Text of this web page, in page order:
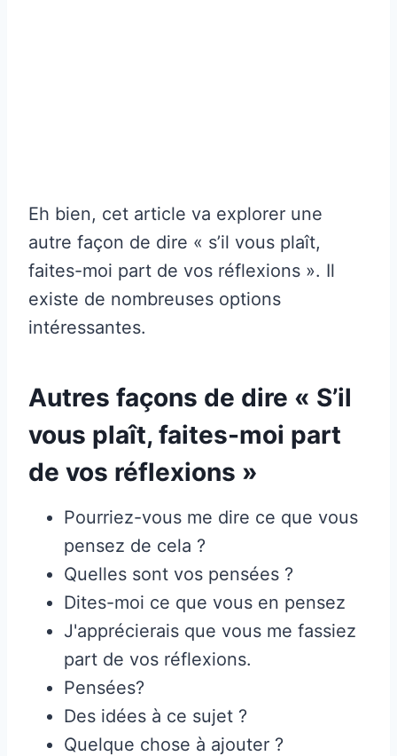
Eh bien, cet article va explorer une
autre façon de dire « s’il vous plaît,
faites-moi part de vos réflexions ». Il
existe de nombreuses options
intéressantes.
Autres façons de dire « S’il
vous plaît, faites-moi part
de vos réflexions »
Pourriez-vous me dire ce que vous
pensez de cela ?
Quelles sont vos pensées ?
Dites-moi ce que vous en pensez
J'apprécierais que vous me fassiez
part de vos réflexions.
Pensées?
Des idées à ce sujet ?
Quelque chose à ajouter ?